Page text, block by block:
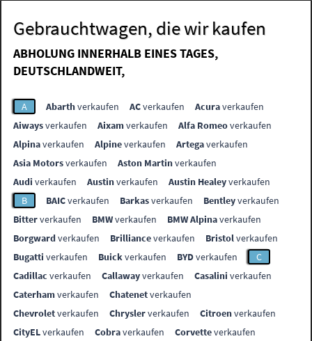
Gebrauchtwagen, die wir kaufen
ABHOLUNG INNERHALB EINES TAGES,
DEUTSCHLANDWEIT,
A Abarthverkaufen ACverkaufen Acuraverkaufen
Aiwaysverkaufen Aixamverkaufen Alfa Romeoverkaufen
Alpinaverkaufen Alpineverkaufen Artegaverkaufen
Asia Motorsverkaufen Aston Martinverkaufen
Audi verkaufen Austinverkaufen Austin Healeyverkaufen
B
BAICverkaufen Barkasverkaufen Bentleyverkaufen
Bitterverkaufen BMWverkaufen BMW Alpinaverkaufen
Borgwardverkaufen Brillianceverkaufen Bristolverkaufen
Bugatti verkaufen Buickverkaufen BYDverkaufen
C
Cadillac verkaufen Callawayverkaufen Casalini verkaufen
Caterhamverkaufen Chatenetverkaufen
Chevroletverkaufen Chryslerverkaufen Citroenverkaufen
CityELverkaufen Cobraverkaufen Corvetteverkaufen